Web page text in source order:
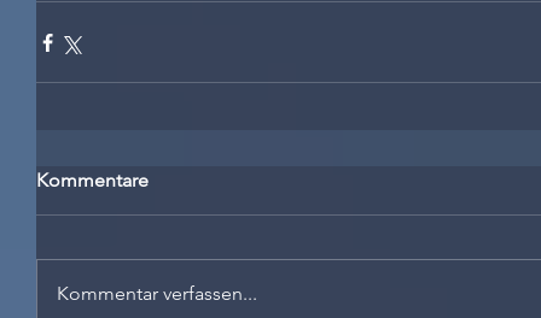
Kommentare
Kommentar verfassen...